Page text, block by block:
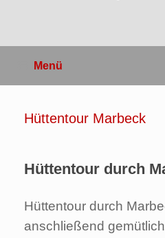
Menü
Hüttentour Marbeck
Hüttentour durch
Hüttentour durch
anschließend